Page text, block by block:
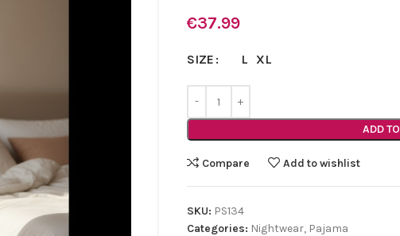
€37.99
SIZE L XL
ADD
Compare Add to wishlist
SKU: PS134
Categories: Nightwear, Pajama